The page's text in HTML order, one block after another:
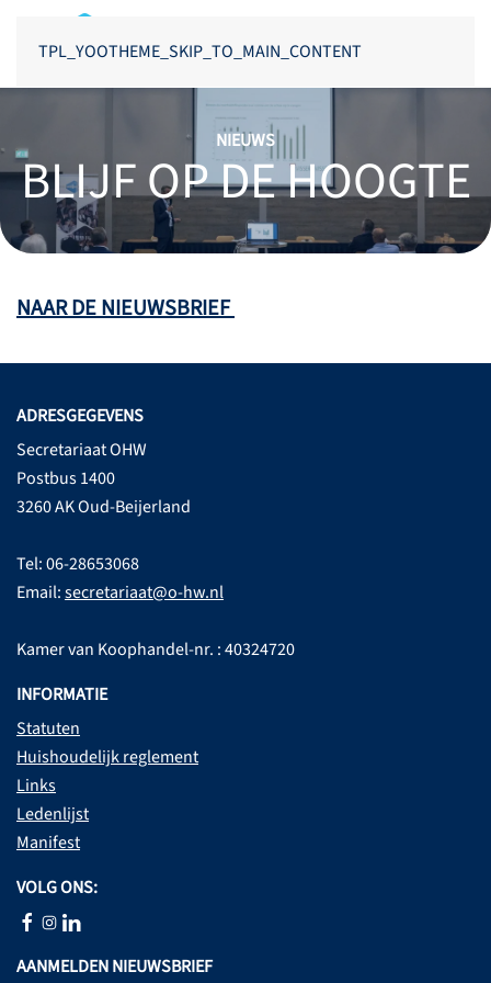
TPL_YOOTHEME_SKIP_TO_MAIN_CONTENT
NIEUWS
BLIJF OP DE HOOGTE
NAAR DE NIEUWSBRIEF
ADRESGEGEVENS
Secretariaat OHW
Postbus 1400
3260 AK Oud-Beijerland
Tel: 06-28653068
Email:secretariaat@o-hw.nl
Kamer van Koophandel-nr. : 40324720
INFORMATIE
Statuten
Huishoudelijk reglement
Links
Ledenlijst
Manifest
VOLG ONS:
AANMELDEN NIEUWSBRIEF